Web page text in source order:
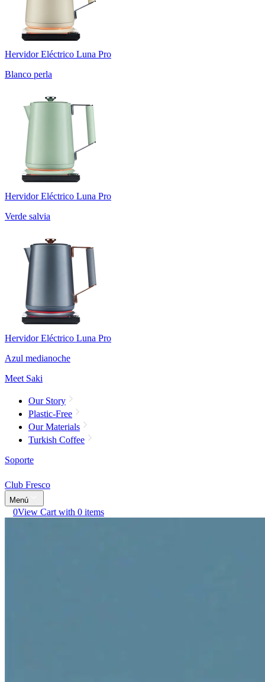
Hervidor Eléctrico Luna Pro
Blanco perla
Hervidor Eléctrico Luna Pro
Verde salvia
Hervidor Eléctrico Luna Pro
Azul medianoche
Meet Saki
Our Story
Plastic-Free
Our Materials
Turkish Coffee
Soporte
Club Fresco
Menú
0View Cart with 0 items